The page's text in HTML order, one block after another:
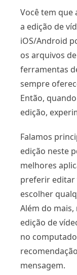
Você tem que
a edição de
iOS/Android
os arquivos
ferramentas
sempre
Então,
edição,
Falamos
edição neste
melhores
preferir editar
escolher
Além do
edição de
no
mensagem.